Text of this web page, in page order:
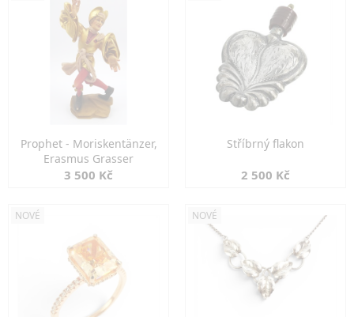
Prophet - Moriskentänzer,
Erasmus Grasser
3 500 Kč
Stříbrný flakon
2 500 Kč
NOVÉ NOVÉ